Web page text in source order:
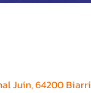
Juin, 64200